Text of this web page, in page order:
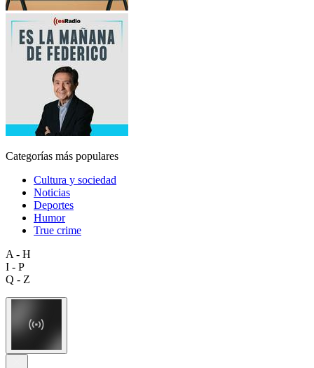
Categorías más populares
Cultura y sociedad
Noticias
Deportes
Humor
True crime
A - H
I - P
Q - Z